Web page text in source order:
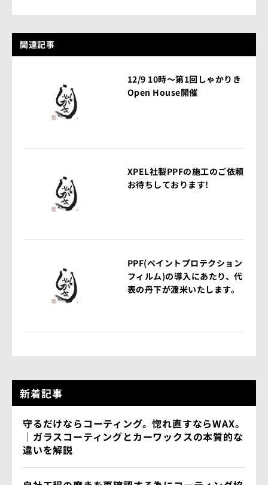
関連記事
12/9 10時～第1回しゃかりき
Open House開催
XPEL社製PPFの施工のご依頼
お待ちしております!
PPF(ペイントプロテクション
フィルム)の導入にあたり、代
表の丹下が渡米いたします。
新着記事
守るだけならコーティング。惚れ直すならWAX。
｜ガラスコーティングとカーワックスの本質的な
違いを解説